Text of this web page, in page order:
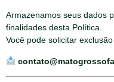
Armazenamos seus dados
finalidades desta Política.
Você pode solicitar